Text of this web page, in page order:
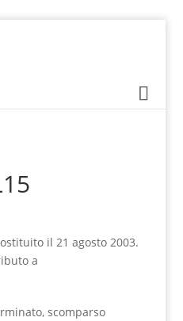
il 21 agosto 2003.
a
scomparso